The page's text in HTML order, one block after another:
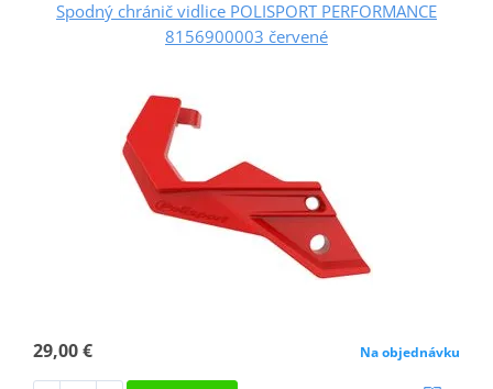
Spodný chránič vidlice POLISPORT PERFORMANCE
8156900003 červené
29,00 € Na objednávku